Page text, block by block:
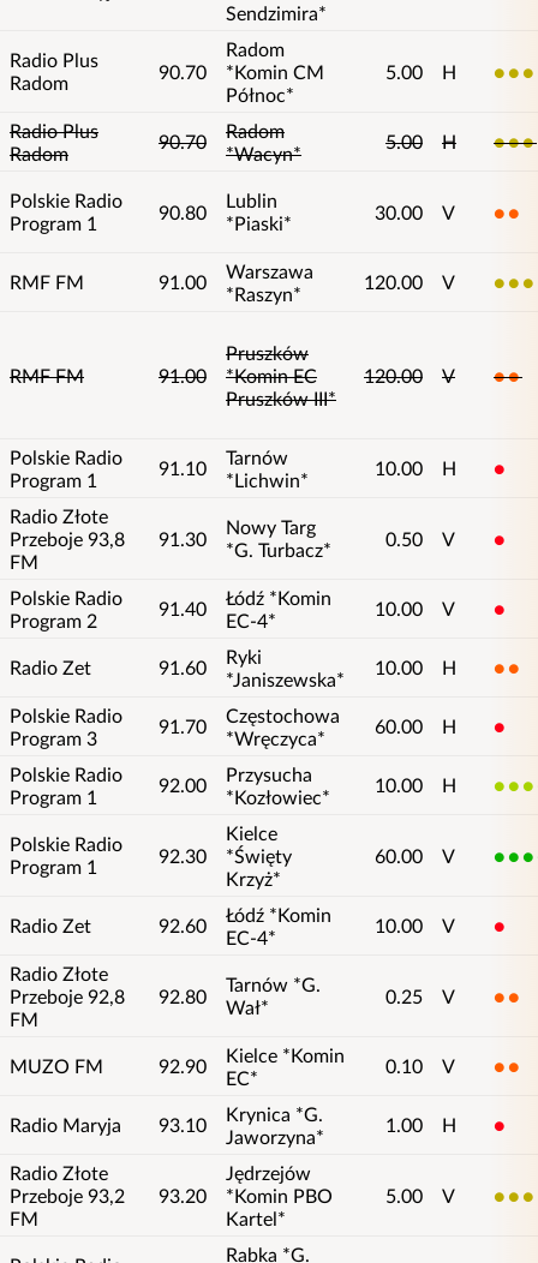
Sendzimira*
Radio Plus
Radom
90.70
Radom
*Komin CM
Północ*
5.00 H 3
Radio Plus
Radom
90.70
Radom
*Wacyn*
5.00 H 3
Polskie Radio
Program 1
90.80
Lublin
*Piaski*
30.00 V 2
RMF FM 91.00
Warszawa
*Raszyn*
120.00 V 3
RMF FM 91.00
Pruszków
*Komin EC
Pruszków III*
120.00 V 2
Polskie Radio
Program 1
91.10
Tarnów
*Lichwin*
10.00 H 1
Radio Złote
Przeboje 93,8
FM
91.30
Nowy Targ
*G. Turbacz*
0.50 V 1
Polskie Radio
Program 2
91.40
Łódź *Komin
EC-4*
10.00 V 1
Radio Zet 91.60
Ryki
*Janiszewska*
10.00 H 2
Polskie Radio
Program 3
91.70
Częstochowa
*Wręczyca*
60.00 H 1
Polskie Radio
Program 1
92.00
Przysucha
*Kozłowiec*
10.00 H 4
Polskie Radio
Program 1
92.30
Kielce
*Święty
Krzyż*
60.00 V 5
Radio Zet 92.60
Łódź *Komin
EC-4*
10.00 V 1
Radio Złote
Przeboje 92,8
FM
92.80
Tarnów *G.
Wał*
0.25 V 2
MUZO FM 92.90
Kielce *Komin
EC*
0.10 V 2
Radio Maryja 93.10
Krynica *G.
Jaworzyna*
1.00 H 1
Radio Złote
Przeboje 93,2
FM
93.20
Jędrzejów
*Komin PBO
Kartel*
5.00 V 3
Rabka *G.